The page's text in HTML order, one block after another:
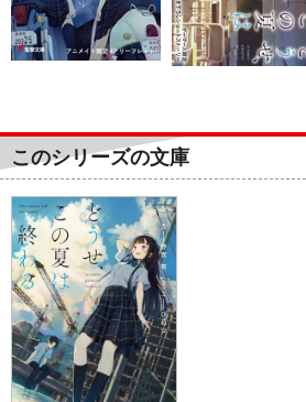
このシリーズの文庫